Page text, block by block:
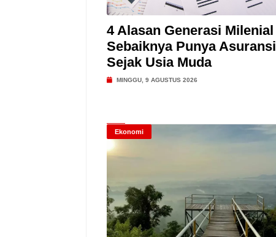
4 Alasan Generasi Milenial
Sebaiknya Punya Asuransi
Sejak Usia Muda
MINGGU, 9 AGUSTUS 2026
Ekonomi